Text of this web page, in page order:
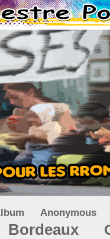
Anonymous
Bordeaux